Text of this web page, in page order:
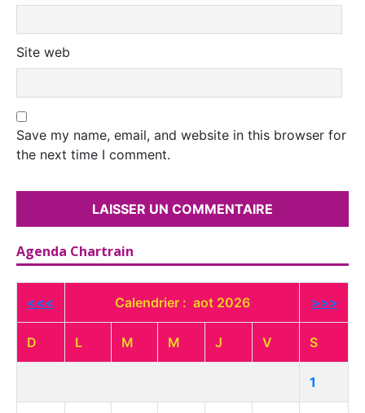
Site web
Save my name, email, and website in this browser for
the next time I comment.
Agenda Chartrain
<<< Calendrier : aot 2026 >>>
D L M M J V S
1